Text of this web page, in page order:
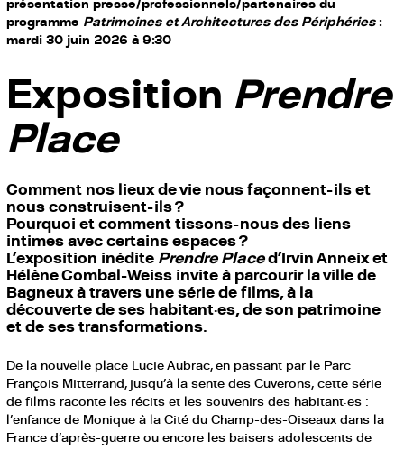
programme Patrimoines et Architectures des Périphéries:
mardi 30 juin 2026 à 9:30
Exposition Prendre
Place
Comment nos lieux de vie nous façonnent-ils et
nous construisent-ils ?
Pourquoi et comment tissons-nous des liens
intimes avec certains espaces ?
L’exposition inédite Prendre Placed’Irvin Anneix et
Hélène Combal-Weiss invite à parcourir la ville de
Bagneux à travers une série de films, à la
découverte de ses habitant·es, de son patrimoine
et de ses transformations.
De la nouvelle place Lucie Aubrac, en passant par le Parc
François Mitterrand, jusqu’à la sente des Cuverons, cette série
de films raconte les récits et les souvenirs des habitant·es :
l’enfance de Monique à la Cité du Champ-des-Oiseaux dans la
France d’après-guerre ou encore les baisers adolescents de